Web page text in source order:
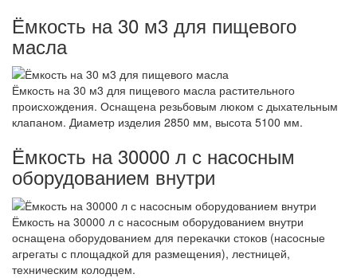
Ёмкость на 30 м3 для пищевого
масла
Ёмкость на 30 м3 для пищевого масла растительного
происхождения. Оснащена резьбовым люком с дыхательным
клапаном. Диаметр изделия 2850 мм, высота 5100 мм.
Ёмкость на 30000 л с насосным
оборудованием внутри
Ёмкость на 30000 л с насосным оборудованием внутри
оснащена оборудованием для перекачки стоков (насосные
агрегаты с площадкой для размещения), лестницей,
техническим колодцем.